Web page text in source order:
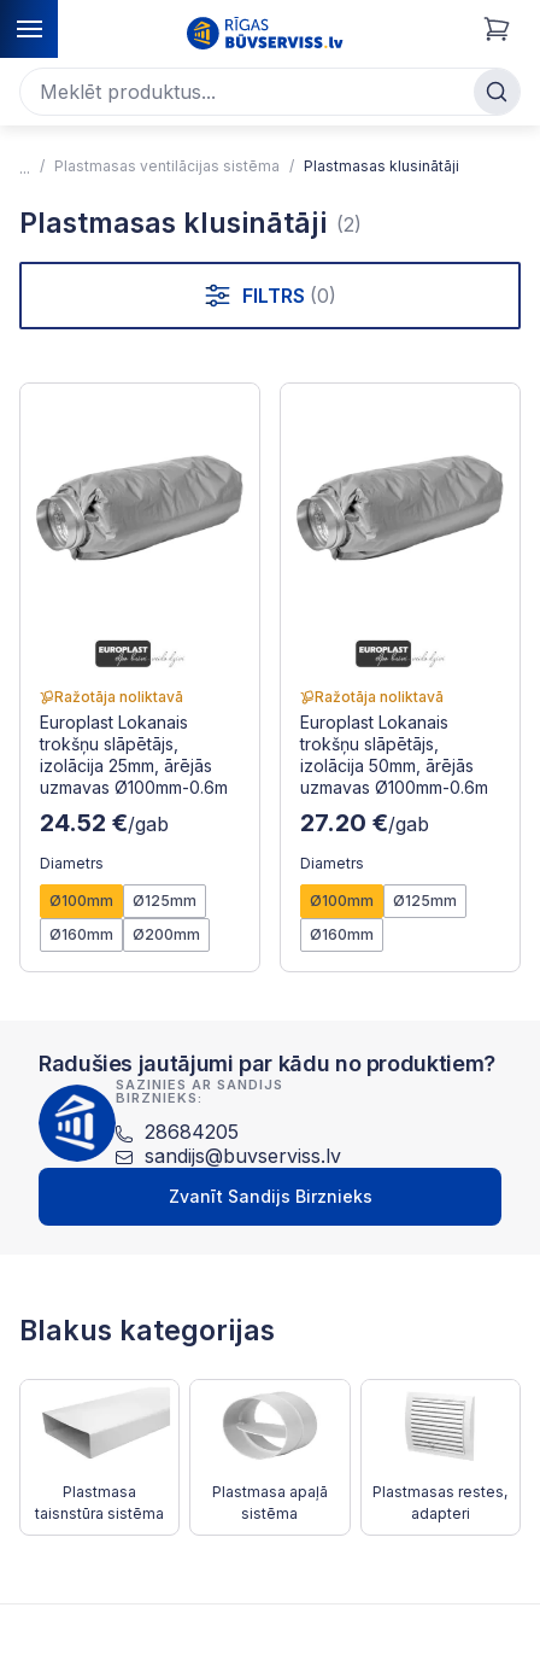
Plastmasas ventilācijas sistēma Plastmasas klusinātāji
Plastmasas klusinātāji (2)
FILTRS (0)
Ražotāja noliktavā
Europlast Lokanais
trokšņu slāpētājs,
izolācija 25mm, ārējās
uzmavas Ø100mm-0.6m
24.52 €/gab
Diametrs
Ø100mm
Ø125mm
Ø160mm
Ø200mm
Ražotāja noliktavā
Europlast Lokanais
trokšņu slāpētājs,
izolācija 50mm, ārējās
uzmavas Ø100mm-0.6m
27.20 €/gab
Diametrs
Ø100mm
Ø125mm
Ø160mm
Radušies jautājumi par kādu no produktiem?
SAZINIES AR SANDIJS
BIRZNIEKS:
28684205
sandijs@buvserviss.lv
Zvanīt Sandijs Birznieks
Blakus kategorijas
Plastmasa
taisnstūra sistēma
Plastmasa apaļā
sistēma
Plastmasas restes,
adapteri